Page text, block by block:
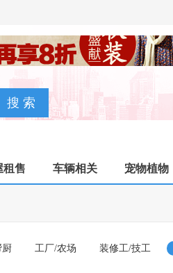
租售 车辆相关 宠物植物
厨 工厂/农场 装修工/技工